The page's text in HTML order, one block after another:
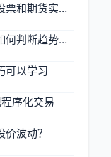
下跌趋势中如何通过股票和期货实现盈利
股票期货价格跳开后如何判断趋势走向
可以学习
序化交易
波动？